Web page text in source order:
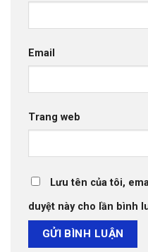
Email
Trang web
Lưu tên của tôi,
duyệt này cho lần bình